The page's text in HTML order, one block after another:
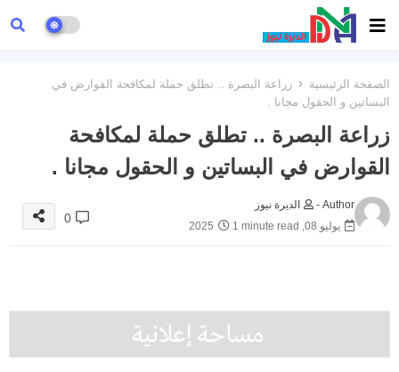
الصفحة الرئيسية
زراعة البصرة .. تطلق حملة لمكافحة القوارض في
البساتين و الحقول مجانا .
زراعة البصرة .. تطلق حملة لمكافحة
القوارض في البساتين و الحقول مجانا .
Author -
الديرة نيوز
يوليو 08, 2025
1 minute read
0